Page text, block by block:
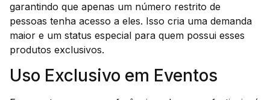
garantindo que apenas um número restrito de
pessoas tenha acesso a eles. Isso cria uma demanda
maior e um status especial para quem possui esses
produtos exclusivos.
Uso Exclusivo em Eventos